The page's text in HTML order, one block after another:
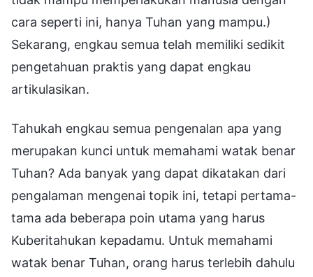
cara seperti ini, hanya Tuhan yang mampu.)
Sekarang, engkau semua telah memiliki sedikit
pengetahuan praktis yang dapat engkau
artikulasikan.
Tahukah engkau semua pengenalan apa yang
merupakan kunci untuk memahami watak benar
Tuhan? Ada banyak yang dapat dikatakan dari
pengalaman mengenai topik ini, tetapi pertama-
tama ada beberapa poin utama yang harus
Kuberitahukan kepadamu. Untuk memahami
watak benar Tuhan, orang harus terlebih dahulu